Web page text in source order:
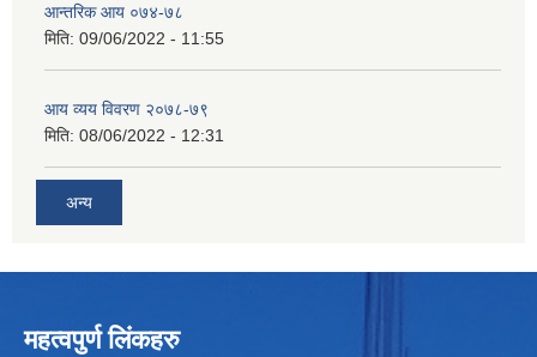
आन्तरिक आय ०७४-७८
मिति: 09/06/2022 - 11:55
आय व्यय विवरण २०७८-७९
मिति: 08/06/2022 - 12:31
अन्य
महत्वपुर्ण लिंकहरु